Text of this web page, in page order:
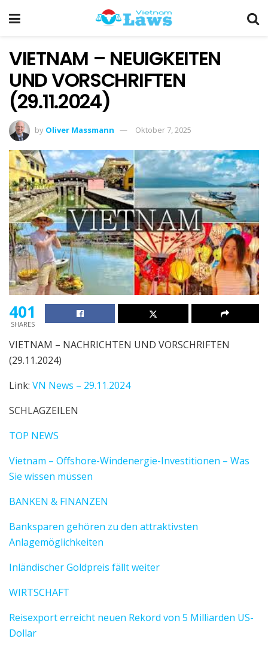
VIETNAM – NEUIGKEITEN
UND VORSCHRIFTEN
(29.11.2024)
by Oliver Massmann Oktober 7, 2025
401
SHARES
VIETNAM – NACHRICHTEN UND VORSCHRIFTEN
(29.11.2024)
Link: VN News – 29.11.2024
SCHLAGZEILEN
TOP NEWS
Vietnam – Offshore-Windenergie-Investitionen – Was
Sie wissen müssen
BANKEN & FINANZEN
Banksparen gehören zu den attraktivsten
Anlagemöglichkeiten
Inländischer Goldpreis fällt weiter
WIRTSCHAFT
Reisexport erreicht neuen Rekord von 5 Milliarden US-
Dollar